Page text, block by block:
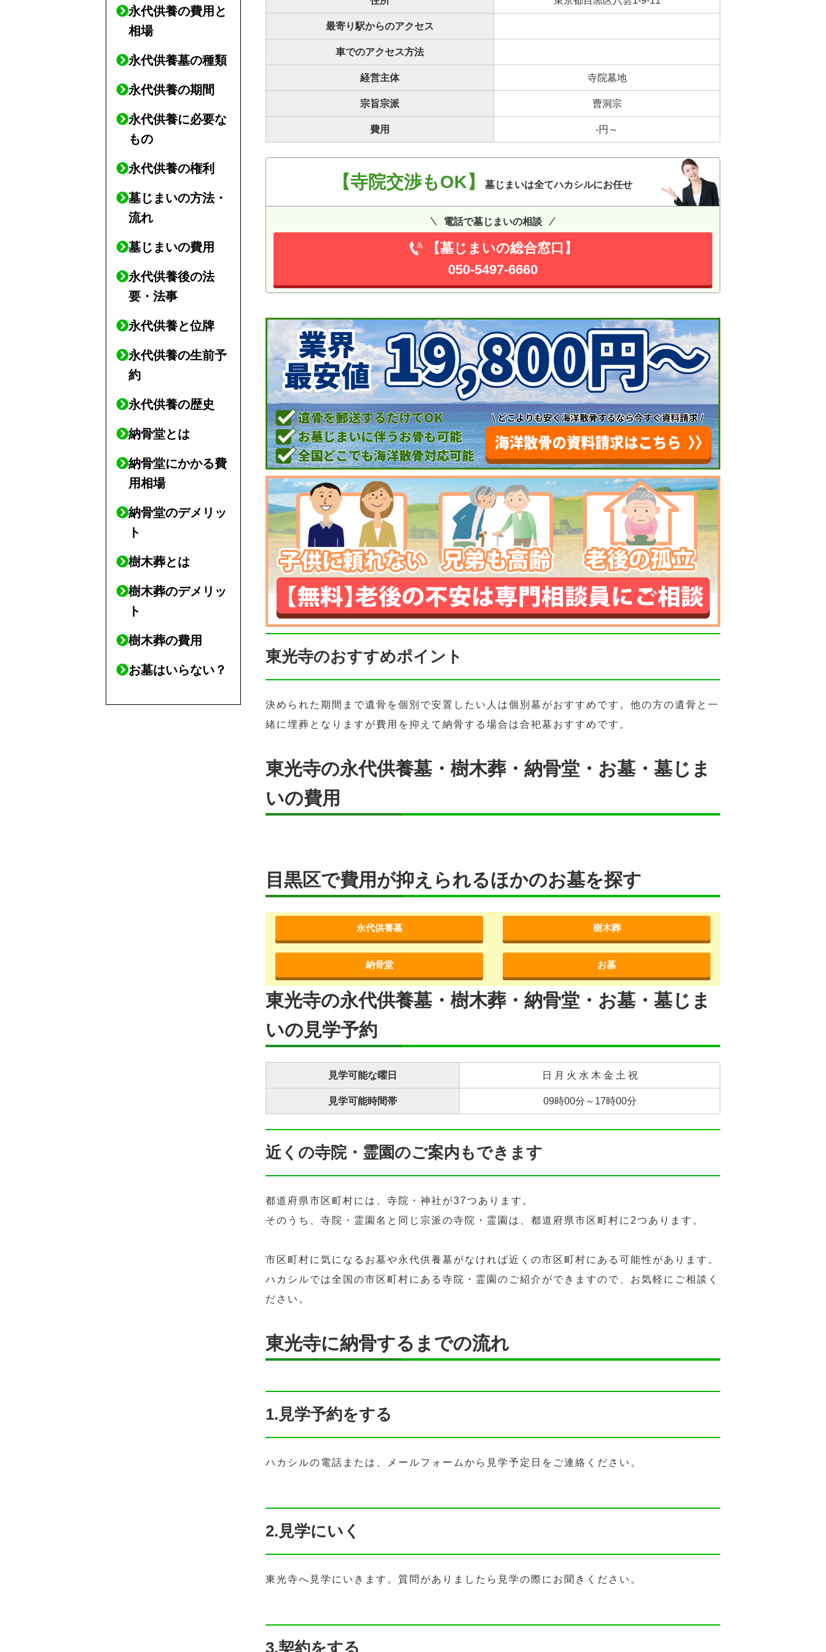
最寄り駅からのアクセス
車でのアクセス方法
経営主体 寺院墓地
宗旨宗派 曹洞宗
費用 -円～
【寺院交渉もOK】 墓じまいは全てハカシルにお任せ
電話で墓じまいの相談
【墓じまいの総合窓口】
050-5497-6660
東光寺のおすすめポイント
決められた期間まで遺骨を個別で安置したい人は個別墓がおすすめです。他の方の遺骨と一
緒に埋葬となりますが費用を抑えて納骨する場合は合祀墓おすすめです。
東光寺の永代供養墓・樹木葬・納骨堂・お墓・墓じま
いの費用
目黒区で費用が抑えられるほかのお墓を探す
永代供養墓 樹木葬
納骨堂 お墓
東光寺の永代供養墓・樹木葬・納骨堂・お墓・墓じま
いの見学予約
見学可能な曜日 日 月 火 水 木 金 土 祝
見学可能時間帯 09時00分～17時00分
近くの寺院・霊園のご案内もできます
都道府県市区町村には、寺院・神社が37つあります。
そのうち、寺院・霊園名と同じ宗派の寺院・霊園は、都道府県市区町村に2つあります。
市区町村に気になるお墓や永代供養墓がなければ近くの市区町村にある可能性があります。
ハカシルでは全国の市区町村にある寺院・霊園のご紹介ができますので、お気軽にご相談く
ださい。
東光寺に納骨するまでの流れ
1.見学予約をする
ハカシルの電話または、メールフォームから見学予定日をご連絡ください。
2.見学にいく
東光寺へ見学にいきます。質問がありましたら見学の際にお聞きください。
3.契約をする
永代供養の費用と
相場
永代供養墓の種類
永代供養の期間
永代供養に必要な
もの
永代供養の権利
墓じまいの方法・
流れ
墓じまいの費用
永代供養後の法
要・法事
永代供養と位牌
永代供養の生前予
約
永代供養の歴史
納骨堂とは
納骨堂にかかる費
用相場
納骨堂のデメリッ
ト
樹木葬とは
樹木葬のデメリッ
ト
樹木葬の費用
お墓はいらない？